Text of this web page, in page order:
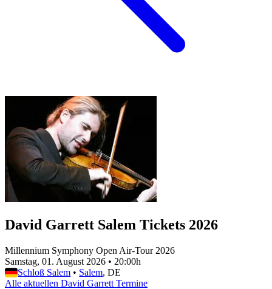
David Garrett Salem Tickets 2026
Millennium Symphony Open Air-Tour 2026
Samstag, 01. August 2026 • 20:00h
Schloß Salem • Salem, DE
Alle aktuellen David Garrett Termine